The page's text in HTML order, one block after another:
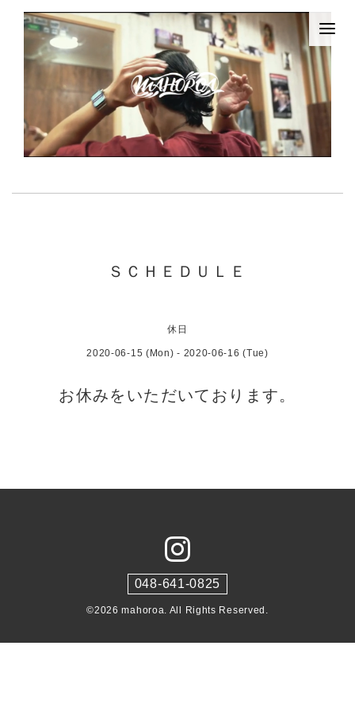
ＳＣＨＥＤＵＬＥ
休日
2020-06-15 (Mon) - 2020-06-16 (Tue)
お休みをいただいております。
048-641-0825
©2026mahoroa. All Rights Reserved.